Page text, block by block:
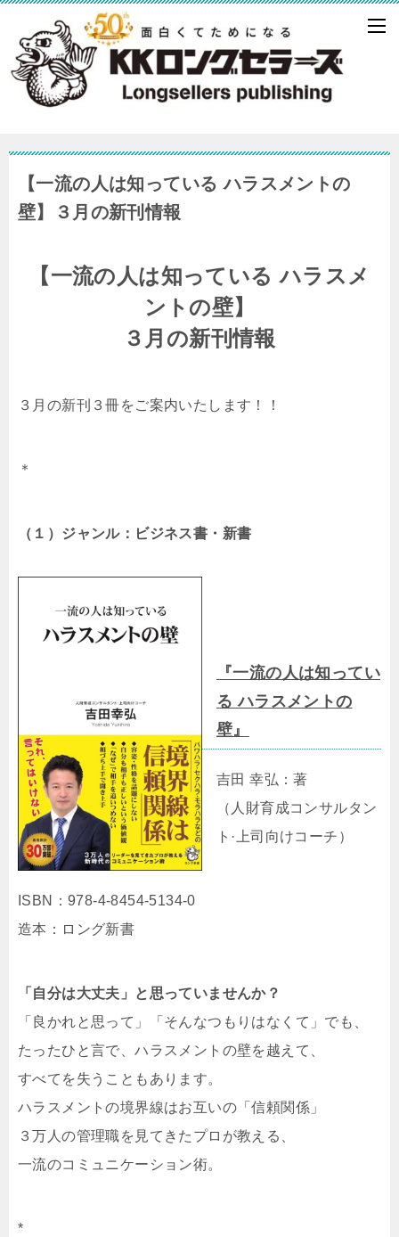
【一流の人は知っている ハラスメントの
壁】３月の新刊情報
【一流の人は知っている ハラスメ
ントの壁】
３月の新刊情報
３月の新刊３冊をご案内いたします！！
＊
（１）ジャンル：ビジネス書・新書
『一流の人は知ってい
る ハラスメントの
壁』
吉田 幸弘：著
（人財育成コンサルタン
ト·上司向けコーチ）
ISBN：978-4-8454-5134-0
造本：ロング新書
「自分は大丈夫」と思っていませんか？
「良かれと思って」「そんなつもりはなくて」でも、
たったひと言で、ハラスメントの壁を越えて、
すべてを失うこともあります。
ハラスメントの境界線はお互いの「信頼関係」
３万人の管理職を見てきたプロが教える、
一流のコミュニケーション術。
*